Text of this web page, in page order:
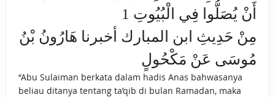
أَنْ يُصَلُّوا فِي الْبُيُوتِ 1
مِنْ حَدِيثِ ابن المبارك أخبرنا هَارُونُ بْنُ
مُوسَى عَنْ مَكْحُولٍ
“Abu Sulaiman berkata dalam hadis Anas bahwasanya
beliau ditanya tentang ta’qib di bulan Ramadan, maka